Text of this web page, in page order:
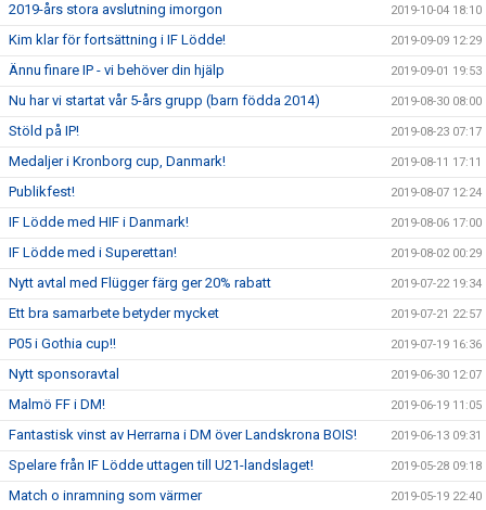
2019-års stora avslutning imorgon 2019-10-04 18:10
Kim klar för fortsättning i IF Lödde! 2019-09-09 12:29
Ännu finare IP - vi behöver din hjälp 2019-09-01 19:53
Nu har vi startat vår 5-års grupp (barn födda 2014) 2019-08-30 08:00
Stöld på IP! 2019-08-23 07:17
Medaljer i Kronborg cup, Danmark! 2019-08-11 17:11
Publikfest! 2019-08-07 12:24
IF Lödde med HIF i Danmark! 2019-08-06 17:00
IF Lödde med i Superettan! 2019-08-02 00:29
Nytt avtal med Flügger färg ger 20% rabatt 2019-07-22 19:34
Ett bra samarbete betyder mycket 2019-07-21 22:57
P05 i Gothia cup!! 2019-07-19 16:36
Nytt sponsoravtal 2019-06-30 12:07
Malmö FF i DM! 2019-06-19 11:05
Fantastisk vinst av Herrarna i DM över Landskrona BOIS! 2019-06-13 09:31
Spelare från IF Lödde uttagen till U21-landslaget! 2019-05-28 09:18
Match o inramning som värmer 2019-05-19 22:40